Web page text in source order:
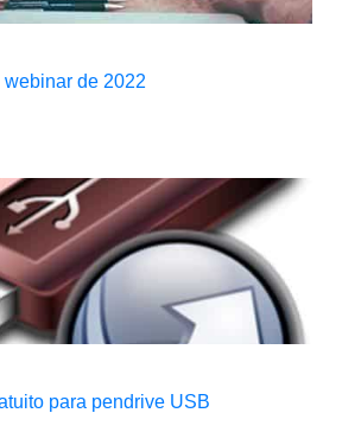
webinar de 2022
para pendrive USB